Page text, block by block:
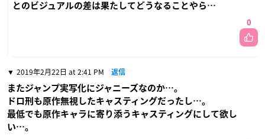
とのビジュアルの差は果たしてどうなることやら…
0
2019年2月22日 at 2:41 PM 返信
またジャンプ実写化にジャニーズなのか…。
ドロ刑も原作無視したキャスティングだったし…。
最低でも原作キャラに寄り添うキャスティングにして欲し
い…。